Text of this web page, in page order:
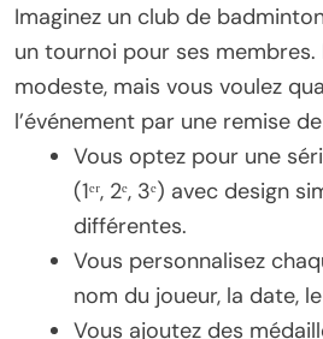
Imaginez un club de
un tournoi pour ses
modeste, mais vous voulez
l’événement par une remise
Vous optez pour une
(1ᵉʳ, 2ᵉ, 3ᵉ) avec design
différentes.
Vous personnalisez
nom du joueur, la date,
Vous ajoutez des